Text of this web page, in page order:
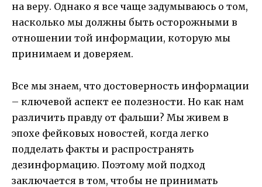
на веру. Однако я все чаще задумываюсь о том,
насколько мы должны быть осторожными в
отношении той информации, которую мы
принимаем и доверяем.
Все мы знаем, что достоверность информации
– ключевой аспект ее полезности. Но как нам
различить правду от фальши? Мы живем в
эпохе фейковых новостей, когда легко
подделать факты и распространять
дезинформацию. Поэтому мой подход
заключается в том, чтобы не принимать